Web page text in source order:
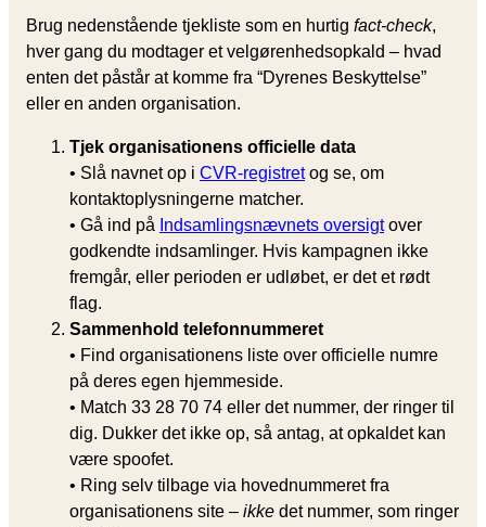
Brug nedenstående tjekliste som en hurtig fact-check,
hver gang du modtager et velgørenhedsopkald – hvad
enten det påstår at komme fra “Dyrenes Beskyttelse”
eller en anden organisation.
Tjek organisationens officielle data
• Slå navnet op i CVR-registretog se, om
kontaktoplysningerne matcher.
• Gå ind på Indsamlingsnævnets oversigtover
godkendte indsamlinger. Hvis kampagnen ikke
fremgår, eller perioden er udløbet, er det et rødt
flag.
Sammenhold telefonnummeret
• Find organisationens liste over officielle numre
på deres egen hjemmeside.
• Match 33 28 70 74 eller det nummer, der ringer til
dig. Dukker det ikke op, så antag, at opkaldet kan
være spoofet.
• Ring selv tilbage via hovednummeret fra
organisationens site – ikke det nummer, som ringer